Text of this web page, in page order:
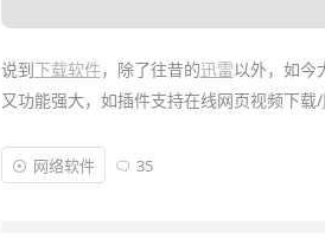
说到下载软件，除了往昔的迅雷以外，如今
又功能强大，如插件支持在线网页视频下载/
最重要的是 IDM 拥有强大的多线程加速下
为下载神器。可惜 IDM 需要付费，而且也
网络软件 35